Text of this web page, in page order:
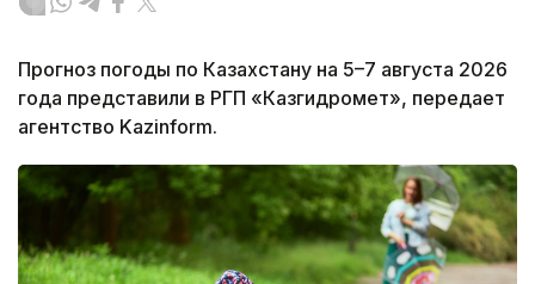
Прогноз погоды по Казахстану на 5–7 августа 2026
года представили в РГП «Казгидромет», передает
агентство Kazinform.